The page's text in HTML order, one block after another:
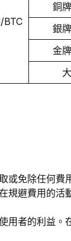
BTC
銅
銀
金
或免除任何費
規避費用的
用者的利益